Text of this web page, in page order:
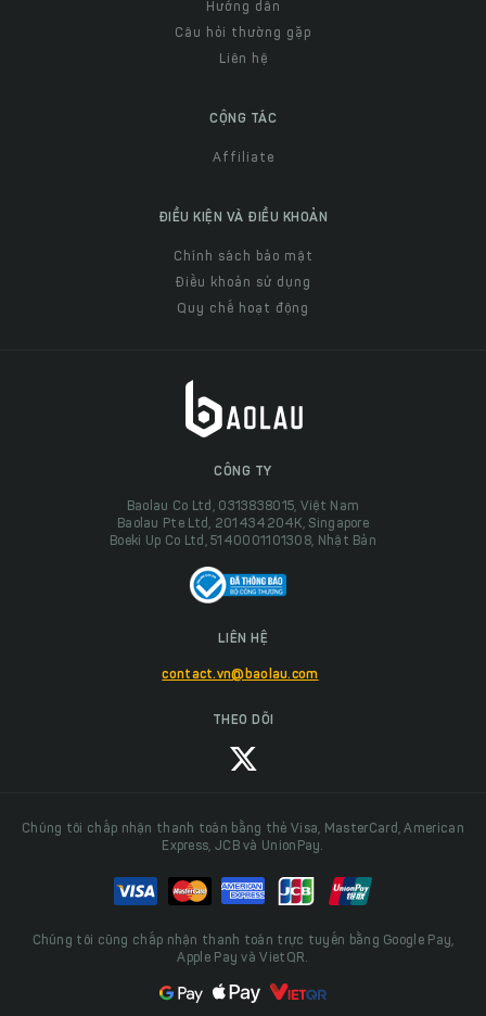
Hướng dẫn
Câu hỏi thường gặp
Liên hệ
CỘNG TÁC
Affiliate
ĐIỀU KIỆN VÀ ĐIỀU KHOẢN
Chính sách bảo mật
Điều khoản sử dụng
Quy chế hoạt động
CÔNG TY
Baolau Co Ltd, 0313838015, Việt Nam
Baolau Pte Ltd, 201434204K, Singapore
Boeki Up Co Ltd, 5140001101308, Nhật Bản
LIÊN HỆ
contact.vn@baolau.com
THEO DÕI
Chúng tôi chấp nhận thanh toán bằng thẻ Visa, MasterCard, American
Express, JCB và UnionPay.
Chúng tôi cũng chấp nhận thanh toán trực tuyến bằng Google Pay,
Apple Pay và VietQR.